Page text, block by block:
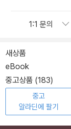
새상품
eBook
중고상품 (183)
중고
알라딘에 팔기